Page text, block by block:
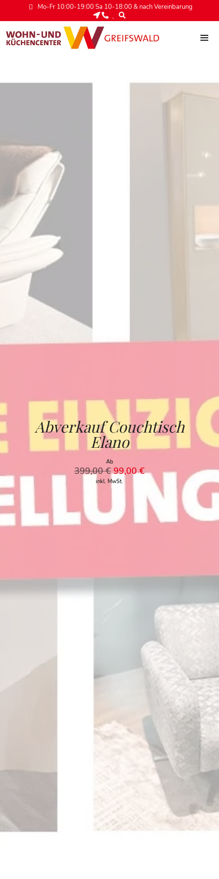
Mo-Fr 10:00-19:00 Sa 10-18:00 & nach Vereinbarung
Abverkauf Couchtisch
Elano
Ab
399,00€ 99,00€
inkl. MwSt.